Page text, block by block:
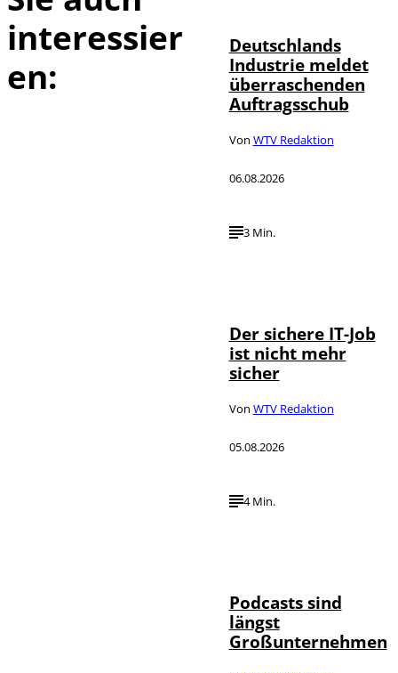
interessier
en:
Deutschlands
Industrie meldet
überraschenden
Auftragsschub
Von WTV Redaktion
06.08.2026
3 Min.
Der sichere IT-Job
ist nicht mehr
sicher
Von WTV Redaktion
05.08.2026
4 Min.
Podcasts sind
längst
Großunternehmen